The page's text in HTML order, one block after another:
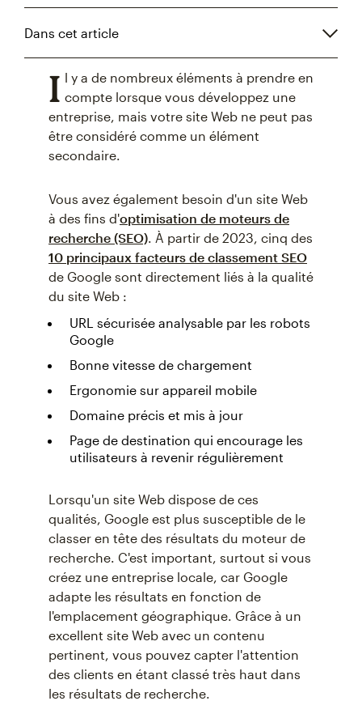
Dans cet article
I l y a de nombreux éléments à prendre en
compte lorsque vous développez une
entreprise, mais votre site Web ne peut pas
être considéré comme un élément
secondaire.
Vous avez également besoin d'un site Web
à des fins d'optimisation de moteurs de
recherche (SEO). À partir de 2023, cinq des
10 principaux facteurs de classement SEO
de Google sont directement liés à la qualité
du site Web :
URL sécurisée analysable par les robots
Google
Bonne vitesse de chargement
Ergonomie sur appareil mobile
Domaine précis et mis à jour
Page de destination qui encourage les
utilisateurs à revenir régulièrement
Lorsqu'un site Web dispose de ces
qualités, Google est plus susceptible de le
classer en tête des résultats du moteur de
recherche. C'est important, surtout si vous
créez une entreprise locale, car Google
adapte les résultats en fonction de
l'emplacement géographique. Grâce à un
excellent site Web avec un contenu
pertinent, vous pouvez capter l'attention
des clients en étant classé très haut dans
les résultats de recherche.